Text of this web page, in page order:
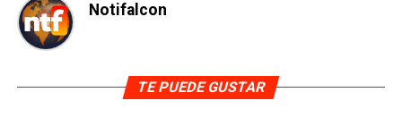
Notifalcon
TE PUEDE GUSTAR